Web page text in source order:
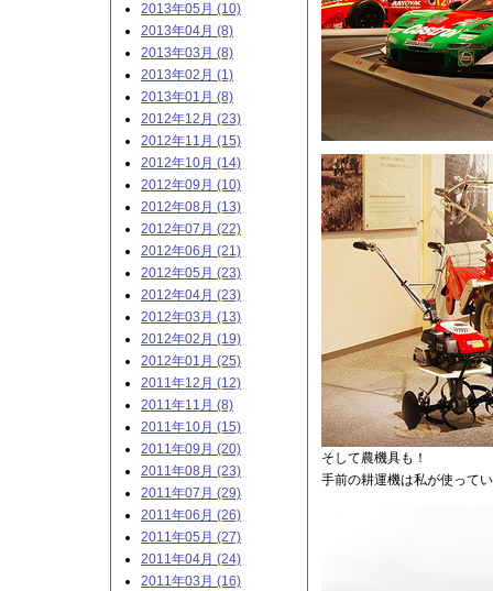
そして農機具も！
手前の耕運機は私が使って
2013年05月 (10)
2013年04月 (8)
2013年03月 (8)
2013年02月 (1)
2013年01月 (8)
2012年12月 (23)
2012年11月 (15)
2012年10月 (14)
2012年09月 (10)
2012年08月 (13)
2012年07月 (22)
2012年06月 (21)
2012年05月 (23)
2012年04月 (23)
2012年03月 (13)
2012年02月 (19)
2012年01月 (25)
2011年12月 (12)
2011年11月 (8)
2011年10月 (15)
2011年09月 (20)
2011年08月 (23)
2011年07月 (29)
2011年06月 (26)
2011年05月 (27)
2011年04月 (24)
2011年03月 (16)